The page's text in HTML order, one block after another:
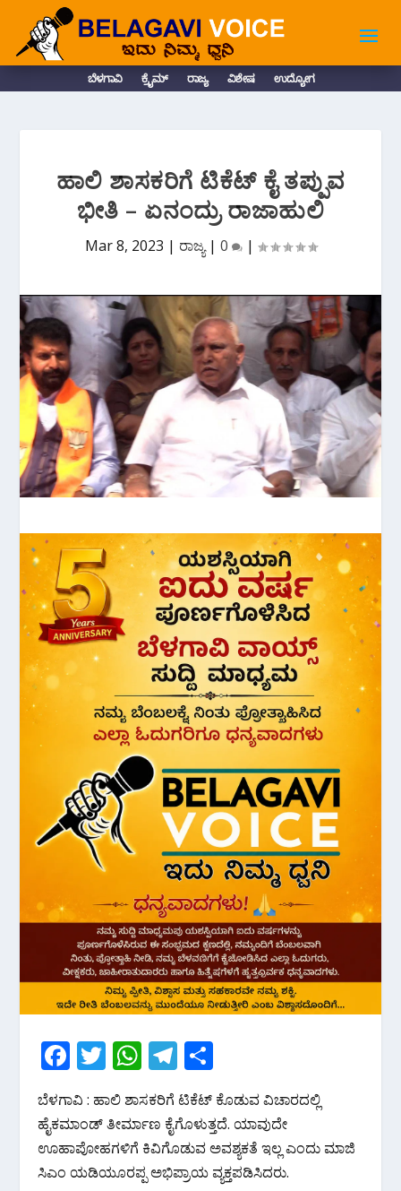
ಬೆಳಗಾವಿ ಕ್ರೈಮ್ ರಾಜ್ಯ ವಿಶೇಷ ಉದ್ಯೋಗ
ಹಾಲಿ ಶಾಸಕರಿಗೆ ಟಿಕೆಟ್ ಕೈ ತಪ್ಪುವ
ಭೀತಿ – ಏನಂದ್ರು ರಾಜಾಹುಲಿ
Mar 8, 2023 | ರಾಜ್ಯ| 0 |
F
e
b
o
T
w
itt
er
W
h
at
s
A
T
el
e
gr
a
h
ar
e
ಬೆಳಗಾವಿ : ಹಾಲಿ ಶಾಸಕರಿಗೆ ಟಿಕೆಟ್ ಕೊಡುವ ವಿಚಾರದಲ್ಲಿ
ಹೈಕಮಾಂಡ್ ತೀರ್ಮಾಣ ಕೈಗೊಳುತ್ತದೆ. ಯಾವುದೇ
ಊಹಾಪೋಹಗಳಿಗೆ ಕಿವಿಗೊಡುವ ಅವಶ್ಯಕತೆ ಇಲ್ಲ ಎಂದು ಮಾಜಿ
ಸಿಎಂ ಯಡಿಯೂರಪ್ಪ ಅಭಿಪ್ರಾಯ ವ್ಯಕ್ತಪಡಿಸಿದರು.